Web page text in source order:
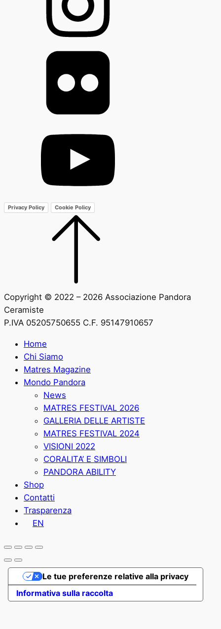
Privacy Policy Cookie Policy
Copyright © 2022 – 2026 Associazione Pandora
Ceramiste
P.IVA 05205750655 C.F. 95147910657
Home
Chi Siamo
Matres Magazine
Mondo Pandora
News
MATRES FESTIVAL 2026
GALLERIA DELLE ARTISTE
MATRES FESTIVAL 2024
VISIONI 2022
CORALITA’ E SIMBOLI
PANDORA ABILITY
Shop
Contatti
Trasparenza
EN
Informativa sulla raccolta
Le tue preferenze relative alla privacy